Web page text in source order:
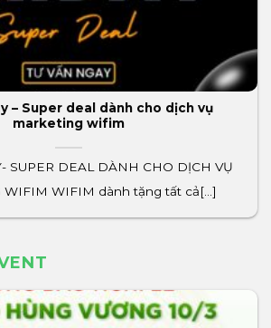
– Super deal dành cho dịch vụ
marketing wifim
SUPER DEAL DÀNH CHO DỊCH VỤ
WIFIM WIFIM dành tặng tất cả[...]